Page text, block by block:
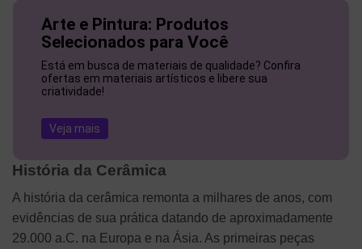
Arte e Pintura: Produtos
Selecionados para Você
Está em busca de materiais de qualidade? Confira
ofertas em materiais artísticos e libere sua
criatividade!
Veja mais
História da Cerâmica
A história da cerâmica remonta a milhares de anos, com
evidências de sua prática datando de aproximadamente
29.000 a.C. na Europa e na Ásia. As primeiras peças